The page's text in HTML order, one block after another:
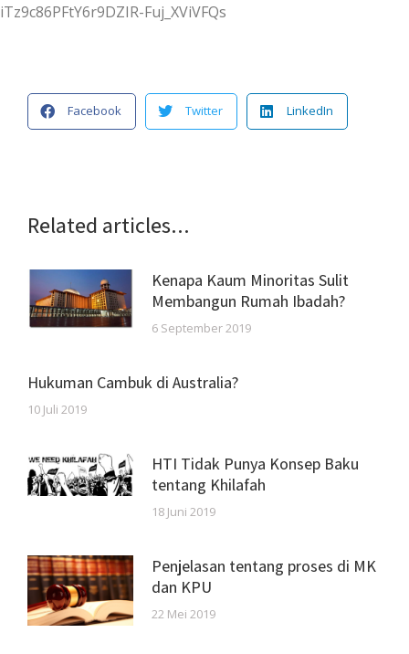
iTz9c86PFtY6r9DZIR-Fuj_XViVFQs
Facebook Twitter LinkedIn
Related articles...
Kenapa Kaum Minoritas Sulit
Membangun Rumah Ibadah?
6 September 2019
Hukuman Cambuk di Australia?
10 Juli 2019
HTI Tidak Punya Konsep Baku
tentang Khilafah
18 Juni 2019
Penjelasan tentang proses di MK
dan KPU
22 Mei 2019